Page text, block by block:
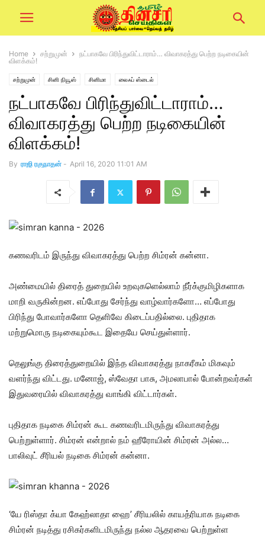
Home சற்றுமுன்
நட்பாகவே பிரிந்துவிட்டாராம்… விவாகரத்து பெற்ற நடிகையின்
விளக்கம்!
சற்றுமுன் சினி நியூஸ் சினிமா லைஃப் ஸ்டைல்
நட்பாகவே பிரிந்துவிட்டாராம்…
விவாகரத்து பெற்ற நடிகையின்
விளக்கம்!
By ராஜி ரகுநாதன் - April 16, 2020 11:01 AM
கணவரிடம் இருந்து விவாகரத்து பெற்ற சிம்ரன் கன்னா.
அண்மையில் திரைத் துறையில் உறவுகளெல்லாம் நீர்க்குமிழிகளாக
மாறி வருகின்றன. எப்போது சேர்ந்து வாழ்வார்களோ… எப்போது
பிரிந்து போவார்களோ தெளிவே கிடைப்பதில்லை. புதிதாக
மற்றுமொரு நடிகையும்கூட இதையே செய்துள்ளார்.
தெலுங்கு திரைத்துறையில் இந்த விவாகரத்து நாகரீகம் மிகவும்
வளர்ந்து விட்டது. மனோஜ், ஸ்வேதா பாசு, அமலாபால் போன்றவர்கள்
இதுவரையில் விவாகரத்து வாங்கி விட்டார்கள்.
புதிதாக நடிகை சிம்ரன் கூட கணவரிடமிருந்து விவாகரத்து
பெற்றுள்ளார். சிம்ரன் என்றால் நம் ஹீரோயின் சிம்ரன் அல்ல…
பாலிவுட் சீரியல் நடிகை சிம்ரன் கன்னா.
‘யே ரிஸ்தா க்யா கேஹ்லாதா ஹை’ சீரியலில் காயத்ரியாக நடிகை
சிம்ரன் நடித்து ரசிகர்களிடமிருந்து நல்ல ஆதரவை பெற்றுள்ள